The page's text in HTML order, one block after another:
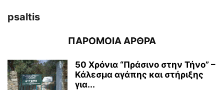
psaltis
ΠΑΡΟΜΟΙΑ ΑΡΘΡΑ
50 Χρόνια “Πράσινο στην Τήνο” –
Κάλεσμα αγάπης και στήριξης
για...